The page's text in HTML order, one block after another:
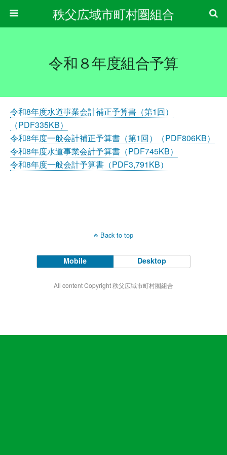
秩父広域市町村圏組合
令和８年度組合予算
令和8年度水道事業会計補正予算書（第1回）
（PDF335KB）
令和8年度一般会計補正予算書（第1回）（PDF806KB）
令和8年度水道事業会計予算書（PDF745KB）
令和8年度一般会計予算書（PDF3,791KB）
Back to top
Mobile Desktop
All content Copyright 秩父広域市町村圏組合